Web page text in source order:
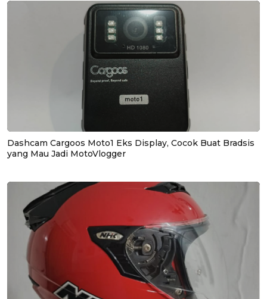
Dashcam Cargoos Moto1 Eks Display, Cocok Buat Bradsis
yang Mau Jadi MotoVlogger